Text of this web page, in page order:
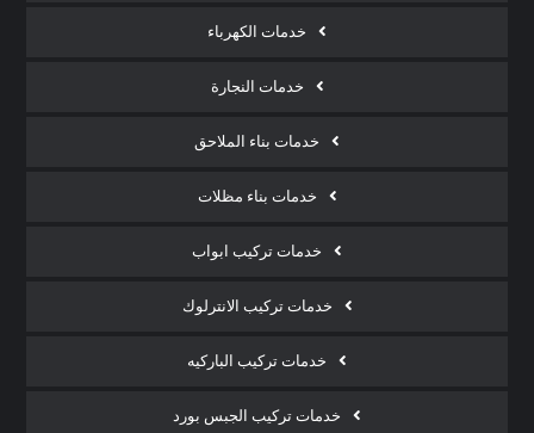
خدمات الكهرباء
خدمات النجارة
خدمات بناء الملاحق
خدمات بناء مظلات
خدمات تركيب ابواب
خدمات تركيب الانترلوك
خدمات تركيب الباركيه
خدمات تركيب الجبس بورد